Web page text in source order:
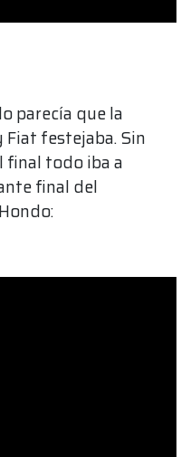
parecía que la
Fiat festejaba. Sin
final todo iba a
final del